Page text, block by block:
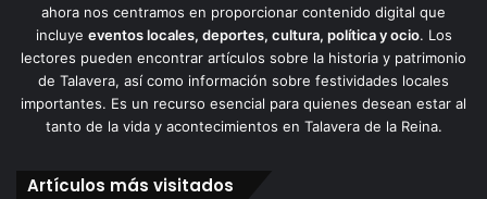
ahora nos centramos en proporcionar contenido digital que
incluye eventos locales, deportes, cultura, política y ocio. Los
lectores pueden encontrar artículos sobre la historia y patrimonio
de Talavera, así como información sobre festividades locales
importantes. Es un recurso esencial para quienes desean estar al
tanto de la vida y acontecimientos en Talavera de la Reina.
Artículos más visitados